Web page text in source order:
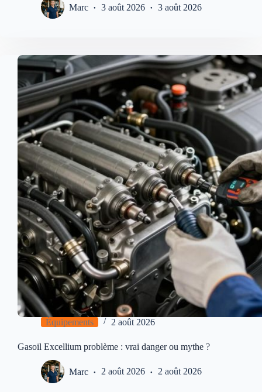
Marc 3 août 2026 3 août 2026
Équipements 2 août 2026
Gasoil Excellium problème : vrai danger ou mythe ?
Marc 2 août 2026 2 août 2026